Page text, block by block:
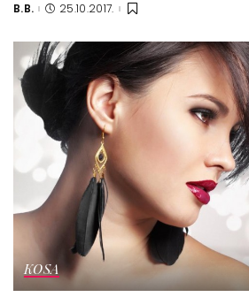
Posted
B.B. 25.10.2017.
KOSA